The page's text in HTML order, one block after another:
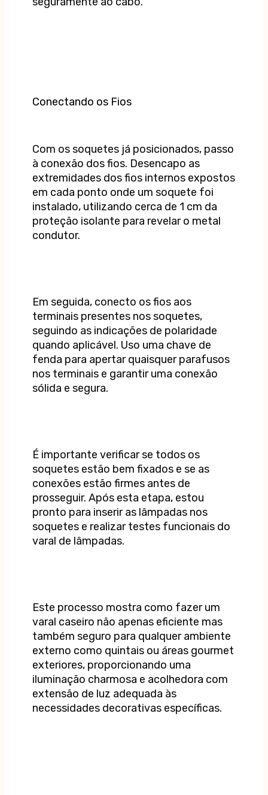
Conectando os Fios
Com os soquetes já posicionados, passo
à conexão dos fios. Desencapo as
extremidades dos fios internos expostos
em cada ponto onde um soquete foi
instalado, utilizando cerca de 1 cm da
proteção isolante para revelar o metal
condutor.
Em seguida, conecto os fios aos
terminais presentes nos soquetes,
seguindo as indicações de polaridade
quando aplicável. Uso uma chave de
fenda para apertar quaisquer parafusos
nos terminais e garantir uma conexão
sólida e segura.
É importante verificar se todos os
soquetes estão bem fixados e se as
conexões estão firmes antes de
prosseguir. Após esta etapa, estou
pronto para inserir as lâmpadas nos
soquetes e realizar testes funcionais do
varal de lâmpadas.
Este processo mostra como fazer um
varal caseiro não apenas eficiente mas
também seguro para qualquer ambiente
externo como quintais ou áreas gourmet
exteriores, proporcionando uma
iluminação charmosa e acolhedora com
extensão de luz adequada às
necessidades decorativas específicas.